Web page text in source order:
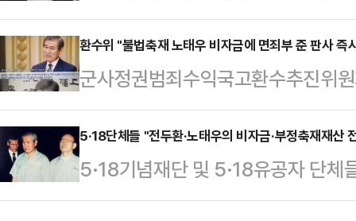
졌다. 특히 노태우…
의원회관에서 열린 '국가폭력범죄
회'에 발제자로 나서 "현행 형법은
형'으로 규정하고 있어, 기소 자체
근본적인 한계를 내포하고…
수해야 한다는 주장이 이어지는 가
일 오전 10시 국회의원회관 제1세
민주당 박균택(광주 광산갑) 의원
범죄수익 비자금 환수 필요성을 논
법학전문대학원 교수가 '독립몰수
로 발제를 맡고 법무부 국제형사과
사관, 5·18 기념재단 전두…
환수위 "불법축재 노태우 비자금에 면죄부 준 판사 즉
군사정권범죄수익국고환수추진위
과 노소영 아트센터 나비 관장의 이
원장(재판당시 서울고등법원 가사
앞서 환수위는 지난 3월 김 원장을
의 이유로 고위공직자범죄수사처(
5·18단체들 "전두환·노태우의 비자금·부정축재재산
5·18기념재단 및 5·18유공자 단체
세력의 비자금 및 불법 축재 재산을